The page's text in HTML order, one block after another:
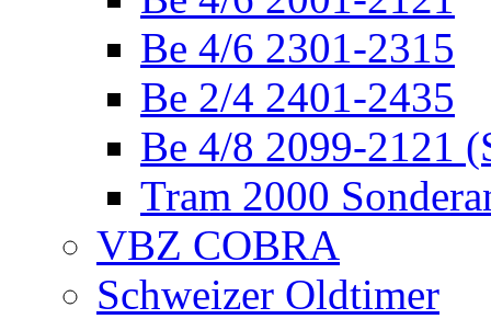
Be 4/6 2301-2315
Be 2/4 2401-2435
Be 4/8 2099-2121
Tram 2000
VBZ COBRA
Schweizer Oldtimer